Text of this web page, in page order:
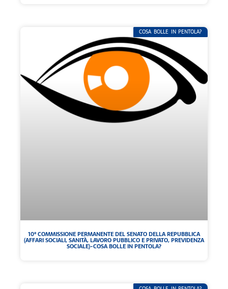
COSA BOLLE IN PENTOLA?
10° COMMISSIONE PERMANENTE DEL SENATO DELLA REPUBBLICA
(AFFARI SOCIALI, SANITÀ, LAVORO PUBBLICO E PRIVATO, PREVIDENZA
SOCIALE)-COSA BOLLE IN PENTOLA?